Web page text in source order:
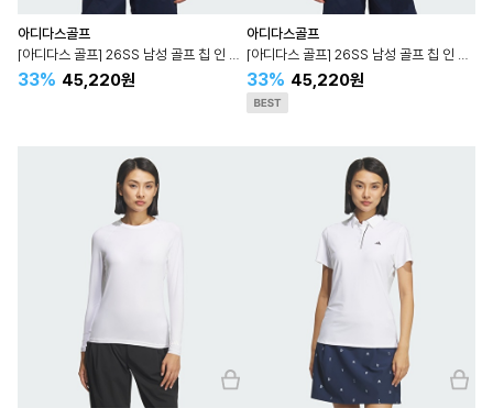
아디다스골프
[아디다스 골프] 26SS 남성 골프 칩 인 파라다이스 그래픽 티셔츠
33% 45,220원
아디다스골프
[아디다스 골프] 26SS 남성 골프 칩 인 파라다이스 그래픽 티셔츠 KB2415
33% 45,220원